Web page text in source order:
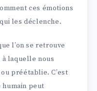
ces émotions
les déclenche.
l’on se retrouve
laquelle nous
préétablie. C’est
humain peut